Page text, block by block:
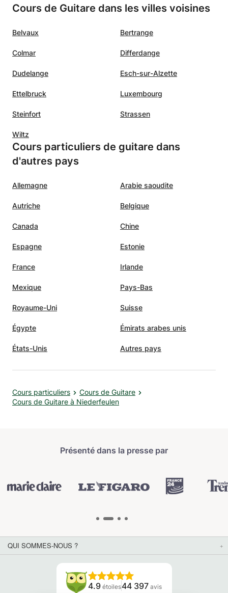
Cours de Guitare dans les villes voisines
Belvaux Bertrange
Colmar Differdange
Dudelange Esch-sur-Alzette
Ettelbruck Luxembourg
Steinfort Strassen
Wiltz
Cours particuliers de guitare dans
d'autres pays
Allemagne Arabie saoudite
Autriche Belgique
Canada Chine
Espagne Estonie
France Irlande
Mexique Pays-Bas
Royaume-Uni Suisse
Égypte Émirats arabes unis
États-Unis Autres pays
Cours particuliers
Cours de Guitare
Cours de Guitare à Niederfeulen
Présenté dans la presse par
QUI SOMMES-NOUS ?
4.9 étoiles44 397 avis